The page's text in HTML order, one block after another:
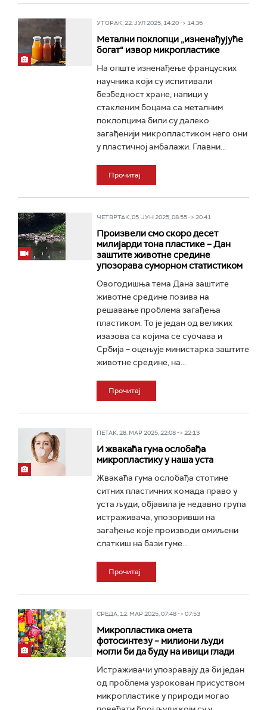
УТОРАК, 22. ЈУЛ 2025, 14:20 -> 14:36
Метални поклопци „изненађујуће
богат“ извор микропластикe
На опште изненађење француских
научника који су испитивали
безбедност хране, напици у
стакленим боцама са металним
поклопцима били су далеко
загађенији микропластиком него они
у пластичној амбалажи. Главни...
Прочитај
ЧЕТВРТАК, 05. ЈУН 2025, 08:55 -> 20:41
Произвели смо скоро десет
милијарди тона пластике – Дан
заштите животне средине
упозорава суморном статистиком
Овогодишња тема Дана заштите
животне средине позива на
решавање проблема загађења
пластиком. То је један од великих
изазова са којима се суочава и
Србија – оцењује министарка заштите
животне средине, на...
Прочитај
ПЕТАК, 28. МАР 2025, 22:08 -> 22:13
И жвакаћа гума ослобађа
микропластику у наша уста
Жвакаћа гума ослобађа стотине
ситних пластичних комада право у
уста људи, објавила је недавно група
истраживача, упозоривши на
загађење које производи омиљени
слаткиш на бази гуме...
Прочитај
СРЕДА, 12. МАР 2025, 07:48 -> 07:53
Микропластика омета
фотосинтезу – милиони људи
могли би да буду на ивици глади
Истраживачи упозравају да би један
од проблема узрокован присуством
микропластике у природи могао